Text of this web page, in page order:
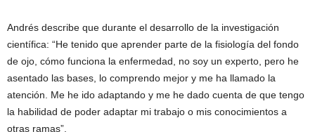
Andrés describe que durante el desarrollo de la investigación
científica: “He tenido que aprender parte de la fisiología del fondo
de ojo, cómo funciona la enfermedad, no soy un experto, pero he
asentado las bases, lo comprendo mejor y me ha llamado la
atención. Me he ido adaptando y me he dado cuenta de que tengo
la habilidad de poder adaptar mi trabajo o mis conocimientos a
otras ramas”.